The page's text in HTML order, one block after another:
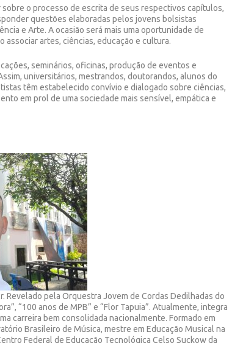
o processo de escrita de seus respectivos capítulos,
questões elaboradas pelos jovens bolsistas
e Arte. A ocasião será mais uma oportunidade de
artes, ciências, educação e cultura.
seminários, oficinas, produção de eventos e
universitários, mestrandos, doutorandos, alunos do
têm estabelecido convívio e dialogado sobre ciências,
em prol de uma sociedade mais sensível, empática e
Revelado pela Orquestra Jovem de Cordas Dedilhadas do
“100 anos de MPB” e “Flor Tapuia”. Atualmente, integra
carreira bem consolidada nacionalmente. Formado em
Brasileiro de Música, mestre em Educação Musical na
Federal de Educação Tecnológica Celso Suckow da